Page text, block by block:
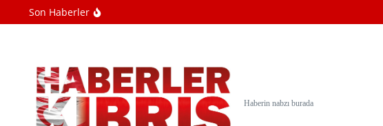
İçeriğe atlaSon Haberler
Haberin nabzı burada